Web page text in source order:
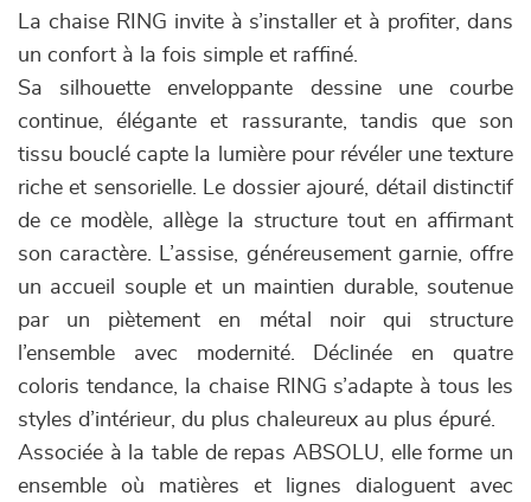
La chaise RING invite à s’installer et à profiter, dans
un confort à la fois simple et raffiné.
Sa silhouette enveloppante dessine une courbe
continue, élégante et rassurante, tandis que son
tissu bouclé capte la lumière pour révéler une texture
riche et sensorielle. Le dossier ajouré, détail distinctif
de ce modèle, allège la structure tout en affirmant
son caractère. L’assise, généreusement garnie, offre
un accueil souple et un maintien durable, soutenue
par un piètement en métal noir qui structure
l’ensemble avec modernité. Déclinée en quatre
coloris tendance, la chaise RING s’adapte à tous les
styles d’intérieur, du plus chaleureux au plus épuré.
Associée à la table de repas ABSOLU, elle forme un
ensemble où matières et lignes dialoguent avec